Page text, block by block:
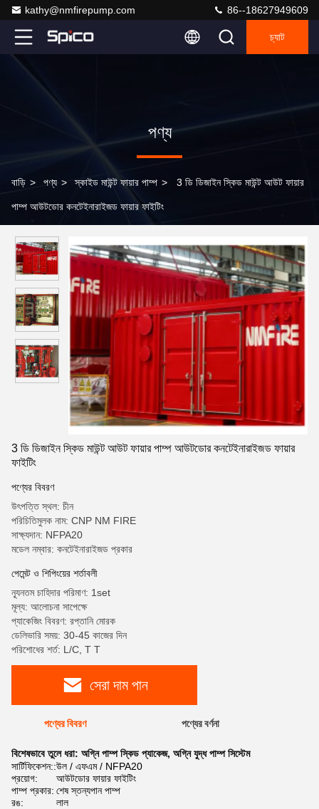
kathy@nmfirepump.com 86--18627949609
চ্যাট
পণ্য
বাড়ি > পণ্য > স্কাইড মাউন্ট ফায়ার পাম্প > 3 ডি ডিজাইন স্কিড মাউন্ট আউট ফায়ার
পাম্প আউটডোর কনটেইনারাইজড ফায়ার ফাইটিং
3 ডি ডিজাইন স্কিড মাউন্ট আউট ফায়ার পাম্প আউটডোর কনটেইনারাইজড ফায়ার
ফাইটিং
পণ্যের বিবরণ
উৎপত্তি স্থল: চীন
পরিচিতিমুলক নাম: CNP NM FIRE
সাক্ষ্যদান: NFPA20
মডেল নম্বার: কনটেইনারাইজড প্রকার
পেমেন্ট ও শিপিংয়ের শর্তাবলী
ন্যূনতম চাহিদার পরিমাণ: 1set
মূল্য: আলোচনা সাপেক্ষে
প্যাকেজিং বিবরণ: রপ্তানি মোরক
ডেলিভারি সময়: 30-45 কাজের দিন
পরিশোধের শর্ত: L/C, T T
সেরা দাম পান
পণ্যের বিবরণ পণ্যের বর্ণনা
বিশেষভাবে তুলে ধরা: অগ্নি পাম্প স্কিড প্যাকেজ, অগ্নি যুদ্ধ পাম্প সিস্টেম
সার্টিফিকেশন::উল / এফএম / NFPA20
প্রয়োগ:
আউটডোর ফায়ার ফাইটিং
পাম্প প্রকার: শেষ স্তন্যপান পাম্প
রঙ:
লাল